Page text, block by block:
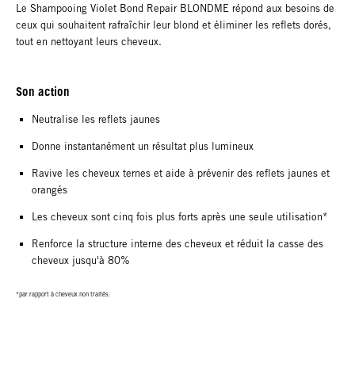
Le Shampooing Violet Bond Repair BLONDME répond aux besoins de
ceux qui souhaitent rafraîchir leur blond et éliminer les reflets dorés,
tout en nettoyant leurs cheveux.
Son action
Neutralise les reflets jaunes
Donne instantanément un résultat plus lumineux
Ravive les cheveux ternes et aide à prévenir des reflets jaunes et
orangés
Les cheveux sont cinq fois plus forts après une seule utilisation*
Renforce la structure interne des cheveux et réduit la casse des
cheveux jusqu'à 80%
*par rapport à cheveux non traités.